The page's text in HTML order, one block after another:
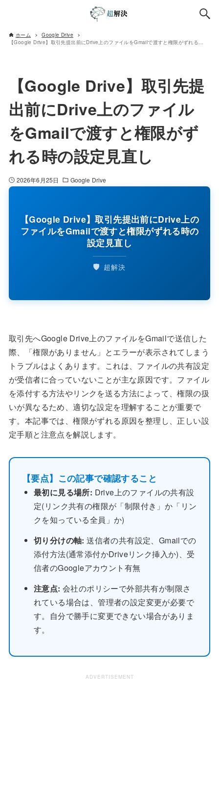
ホーム
Google Drive
【Google Drive】取引先提出前にDrive上のファイルをGmailで渡すと権限がずれる時の設定見直し
【Google Drive】取引先提
出前にDrive上のファイル
をGmailで渡すと権限がず
れる時の設定見直し
2026年6月25日 Google Drive
【Google Drive】取引先提出前にDrive上の
ファイルをGmailで渡すと権限がずれる時の
設定見直し
🛡️ 超解決
取引先へGoogle Drive上のファイルをGmailで送信した
際、「権限がありません」とエラーが表示されてしまう
トラブルはよくあります。これは、ファイルの共有設定
が受信者に合っていないことが主な原因です。ファイル
を添付する方法やリンクを送る方法によって、権限の扱
いが異なるため、適切な設定を理解することが重要で
す。本記事では、権限がずれる原因を整理し、正しい設
定手順と注意点を解説します。
【要点】この記事で確認すること
最初に見る場所: Drive上のファイルの共有設
定(リンク共有の権限が「制限付き」か「リン
クを知っている全員」か)
切り分けの軸: 送信者の共有設定、Gmailでの
添付方法(通常添付かDriveリンク挿入か)、受
信者のGoogleアカウント有無
注意点: 会社のポリシーで外部共有が制限さ
れている場合は、管理者の設定変更が必要で
す。自分で勝手に変更できない場合がありま
す。
ADVERTISEMENT